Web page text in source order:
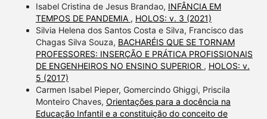
Isabel Cristina de Jesus Brandao, INFÂNCIA EM
TEMPOS DE PANDEMIA , HOLOS: v. 3 (2021)
Silvia Helena dos Santos Costa e Silva, Francisco das
Chagas Silva Souza, BACHARÉIS QUE SE TORNAM
PROFESSORES: INSERÇÃO E PRÁTICA PROFISSIONAIS
DE ENGENHEIROS NO ENSINO SUPERIOR , HOLOS: v.
5 (2017)
Carmen Isabel Pieper, Gomercindo Ghiggi, Priscila
Monteiro Chaves, Orientações para a docência na
Educação Infantil e a constituição do conceito de